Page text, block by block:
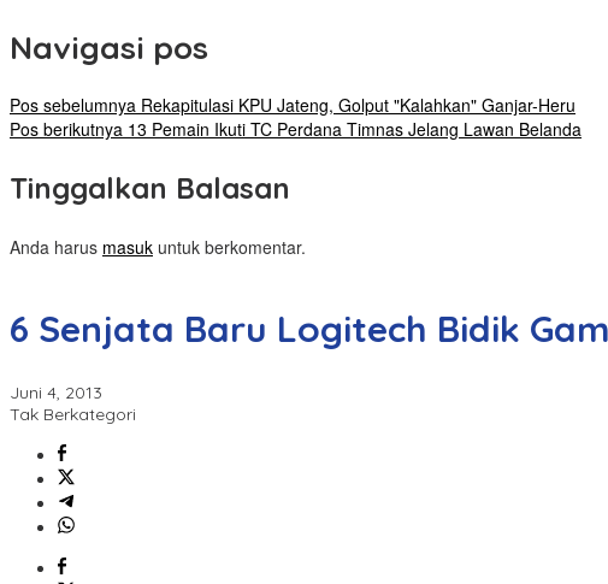
Navigasi pos
Pos sebelumnya Rekapitulasi KPU Jateng, Golput "Kalahkan" Ganjar-Heru
Pos berikutnya 13 Pemain Ikuti TC Perdana Timnas Jelang Lawan Belanda
Tinggalkan Balasan
Anda harus masuk untuk berkomentar.
6 Senjata Baru Logitech Bidik
Juni 4, 2013
Tak Berkategori